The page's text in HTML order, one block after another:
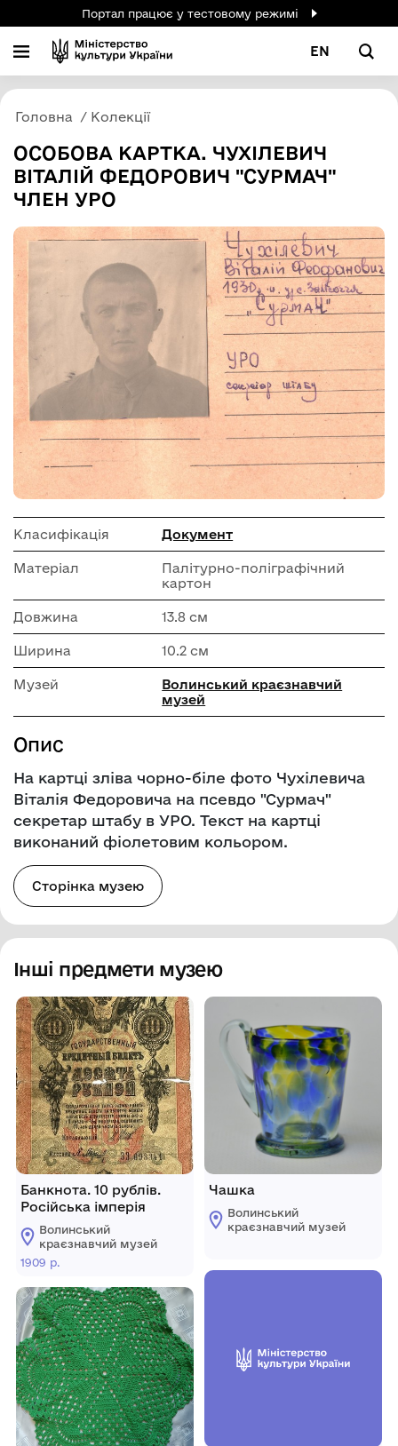
Портал працює у тестовому режимі
EN
Головна Колекції
ОСОБОВА КАРТКА. ЧУХІЛЕВИЧ
ВІТАЛІЙ ФЕДОРОВИЧ "СУРМАЧ"
ЧЛЕН УРО
Класифікація Документ
Матеріал
Палітурно-поліграфічний
картон
Довжина 13.8 см
Ширина 10.2 см
Музей
Волинський краєзнавчий
музей
Опис
На картці зліва чорно-біле фото Чухілевича
Віталія Федоровича на псевдо "Сурмач"
секретар штабу в УРО. Текст на картці
виконаний фіолетовим кольором.
Сторінка музею
Інші предмети музею
Банкнота. 10 рублів.
Російська імперія
Волинський
краєзнавчий музей
1909 р.
Чашка
Волинський
краєзнавчий музей